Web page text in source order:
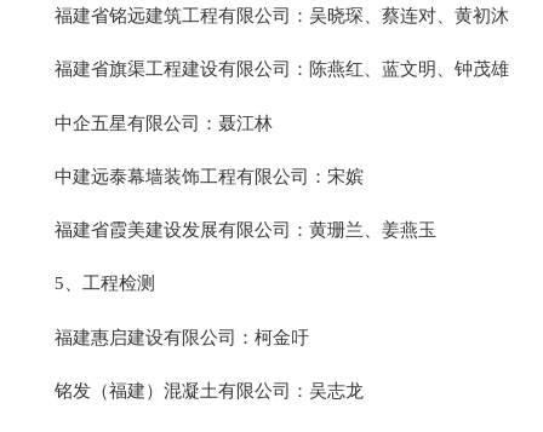
福建省铭远建筑工程有限公司：吴晓琛、蔡连对、黄初沐
福建省旗渠工程建设有限公司：陈燕红、蓝文明、钟茂雄
中企五星有限公司：聂江林
中建远泰幕墙装饰工程有限公司：宋嫔
福建省霞美建设发展有限公司：黄珊兰、姜燕玉
5、工程检测
福建惠启建设有限公司：柯金吁
铭发（福建）混凝土有限公司：吴志龙